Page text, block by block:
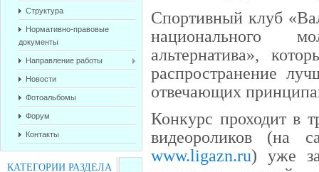
Структура
Нормативно-правовые
документы
Направление работы
Новости
Фотоальбомы
Форум
Контакты
КАТЕГОРИИ РАЗДЕЛА
Спортивный клуб
национального
альтернатива»,
распространение
отвечающих
Конкурс проходит в
видеороликов (на
www.ligazn.ru) уже